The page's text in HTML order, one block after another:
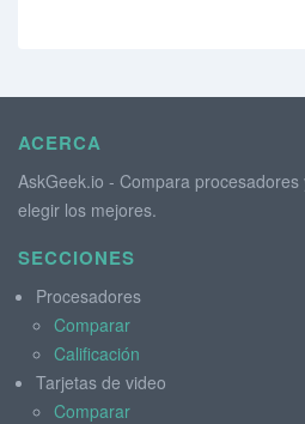
ACERCA
AskGeek.io - Compara
elegir los mejores.
SECCIONES
Procesadores
Comparar
Calificación
Tarjetas de video
Comparar